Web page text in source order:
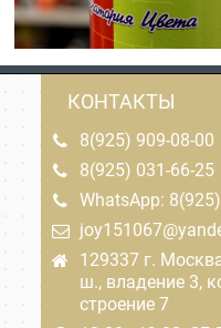
КОНТАКТЫ
8(925) 909-08-00
8(925) 031-66-25
WhatsApp:
129337 г.
ш., владение 3,
строение 7